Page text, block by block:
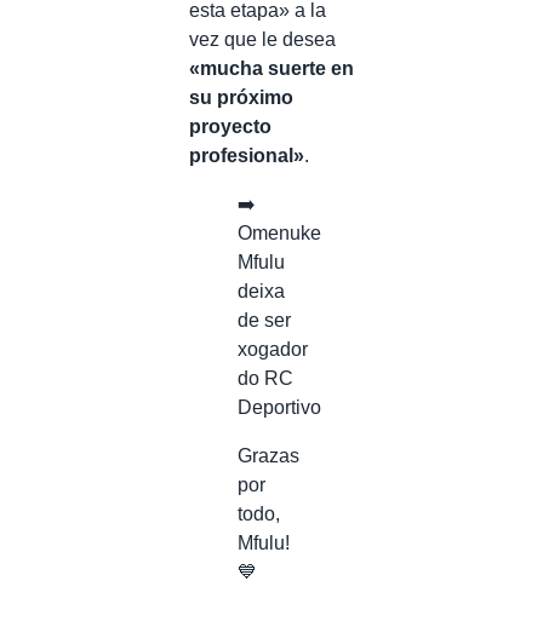
esta etapa» a la
vez que le desea
«mucha suerte en
su próximo
proyecto
profesional».
➡️
Omenuke
Mfulu
deixa
de ser
xogador
do RC
Deportivo
Grazas
por
todo,
Mfulu!
💙